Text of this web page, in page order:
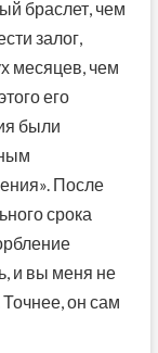
браслет, чем
залог,
месяцев, чем
его
были
После
срока
и вы меня не
он сам